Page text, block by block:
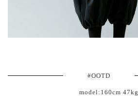
#OOTD
model:160cm 47kg